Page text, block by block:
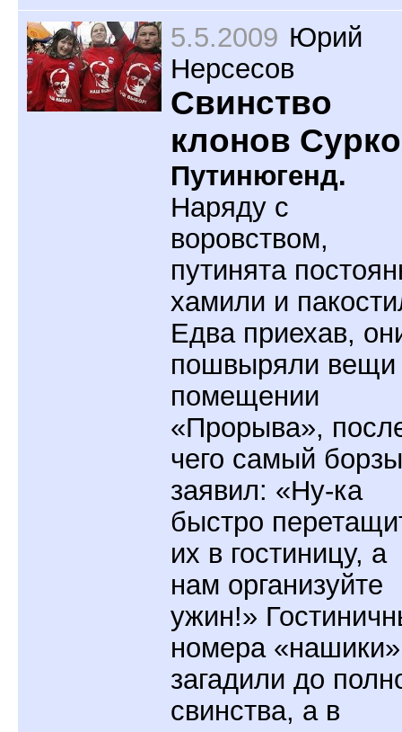
5.5.2009 Юрий
Нерсесов
Свинство
клонов
Путинюгенд.
Наряду с
воровством,
путинята
хамили и
Едва приехав,
пошвыряли вещи
помещении
«Прорыва»,
чего самый
заявил: «Ну-ка
быстро
их в гостиницу, а
нам организуйте
ужин!»
номера «нашики»
загадили до
свинства, а в